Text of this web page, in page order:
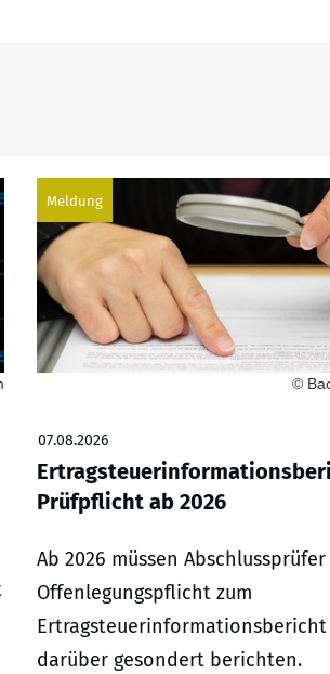
Meldung
©
07.08.2026
Prüfpflicht ab 2026
Ab 2026 müssen
Offenlegungspflicht zum
darüber gesondert berichten.